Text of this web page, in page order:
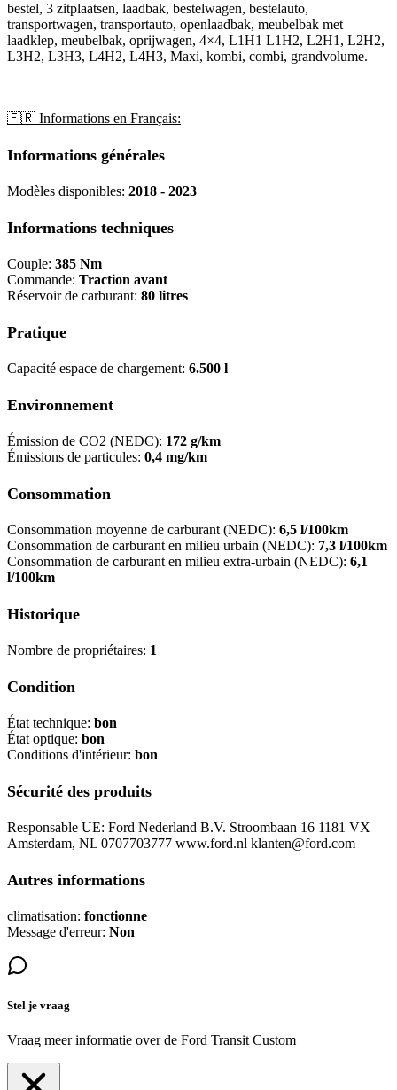
bestel, 3 zitplaatsen, laadbak, bestelwagen, bestelauto,
transportwagen, transportauto, openlaadbak, meubelbak met
laadklep, meubelbak, oprijwagen, 4×4, L1H1 L1H2, L2H1, L2H2,
L3H2, L3H3, L4H2, L4H3, Maxi, kombi, combi, grandvolume.
🇫🇷 Informations en Français:
Informations générales
Modèles disponibles: 2018 - 2023
Informations techniques
Couple: 385 Nm
Commande: Traction avant
Réservoir de carburant: 80 litres
Pratique
Capacité espace de chargement: 6.500 l
Environnement
Émission de CO2 (NEDC): 172 g/km
Émissions de particules: 0,4 mg/km
Consommation
Consommation moyenne de carburant (NEDC): 6,5 l/100km
Consommation de carburant en milieu urbain (NEDC): 7,3 l/100km
Consommation de carburant en milieu extra-urbain (NEDC): 6,1
l/100km
Historique
Nombre de propriétaires: 1
Condition
État technique: bon
État optique: bon
Conditions d'intérieur: bon
Sécurité des produits
Responsable UE: Ford Nederland B.V. Stroombaan 16 1181 VX
Amsterdam, NL 0707703777 www.ford.nl klanten@ford.com
Autres informations
climatisation: fonctionne
Message d'erreur: Non
Stel je vraag
Vraag meer informatie over de Ford Transit Custom